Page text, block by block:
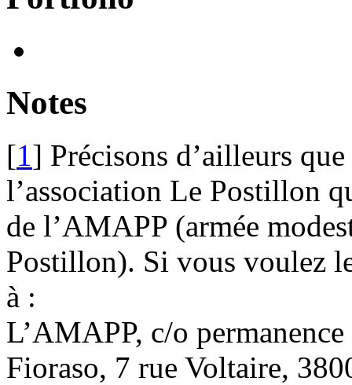
Notes
[1 ] Précisons d’ailleurs
l’association Le Postillon
de l’AMAPP (armée
Postillon). Si vous voulez
à :
L’AMAPP, c/o
Fioraso, 7 rue Voltaire,